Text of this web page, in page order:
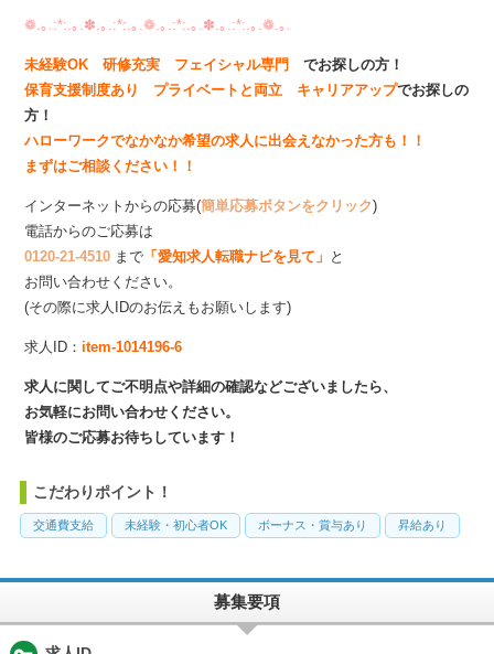
❁.｡.:*:.｡.✽.｡.:*:.｡.❁.｡.:*:.｡.✽.｡.:*:.｡.❁.｡.
未経験OK 研修充実 フェイシャル専門でお探しの方！
保育支援制度あり プライベートと両立 キャリアアップでお探しの
方！
ハローワークでなかなか希望の求人に出会えなかった方も！！
まずはご相談ください！！
インターネットからの応募(簡単応募ボタンをクリック)
電話からのご応募は
0120-21-4510 まで 「愛知求人転職ナビを見て」 と
お問い合わせください。
(その際に求人IDのお伝えもお願いします)
求人ID：item-1014196-6
求人に関してご不明点や詳細の確認などございましたら、
お気軽にお問い合わせください。
皆様のご応募お待ちしています！
こだわりポイント！
交通費支給 未経験・初心者OK ボーナス・賞与あり 昇給あり
募集要項